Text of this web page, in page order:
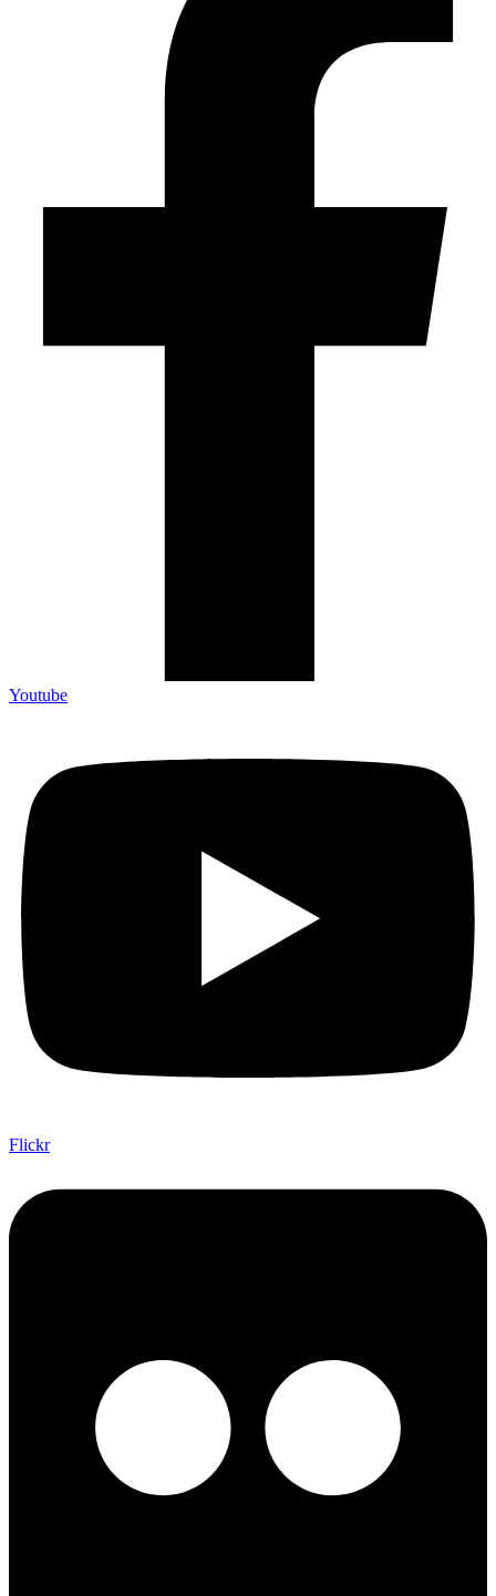
Youtube
Flickr